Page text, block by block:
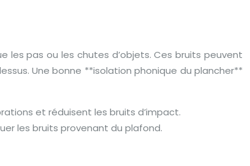
les pas ou les chutes d’objets. Ces bruits peuvent
Une bonne **isolation phonique du plancher**
et réduisent les bruits d’impact.
les bruits provenant du plafond.